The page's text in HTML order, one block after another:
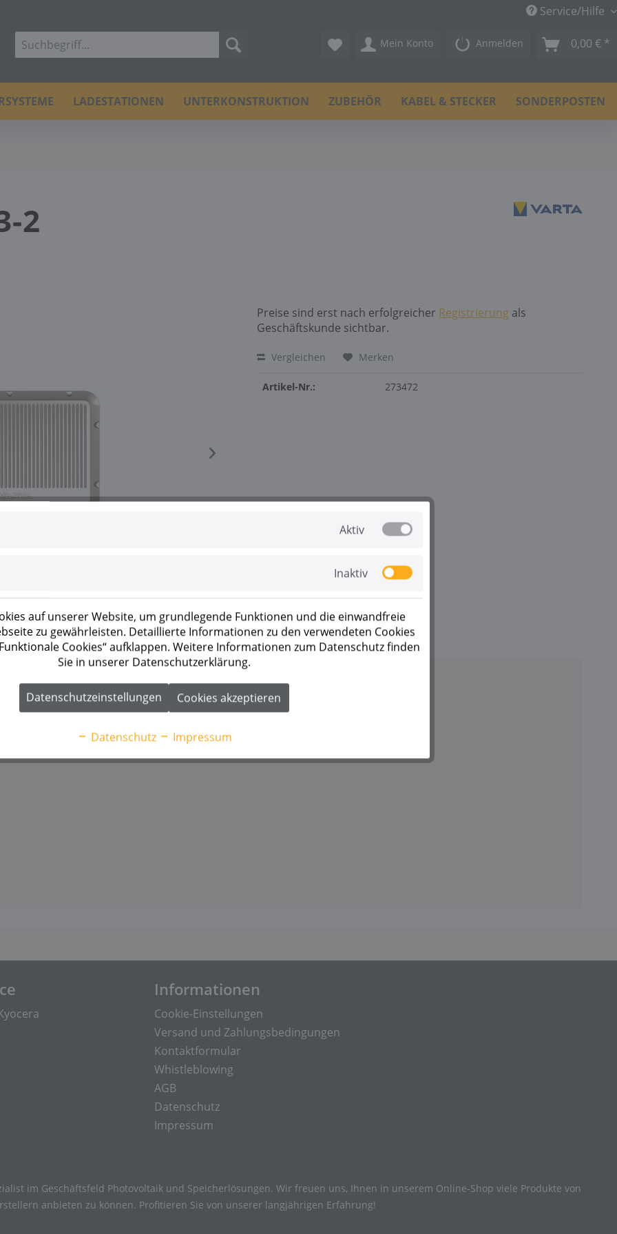
Service/Hilfe
Mein Konto Anmelden 0,00 € *
LADESTATIONEN UNTERKONSTRUKTION ZUBEHÖR KABEL & STECKER SONDERPOSTEN
2
Preise sind erst nach erfolgreicher Registrierung als
Geschäftskunde sichtbar.
Vergleichen Merken
Artikel-Nr.: 273472
Informationen
Cookie-Einstellungen
Versand und Zahlungsbedingungen
Kontaktformular
Whistleblowing
AGB
Datenschutz
Impressum
im Geschäftsfeld Photovoltaik und Speicherlösungen. Wir freuen uns, Ihnen in unserem Online-Shop viele Produkte von
anbieten zu können. Profitieren Sie von unserer langjährigen Erfahrung!
Aktiv
Inaktiv
auf unserer Website, um grundlegende Funktionen und die einwandfreie
zu gewährleisten. Detaillierte Informationen zu den verwendeten Cookies
Cookies“ aufklappen. Weitere Informationen zum Datenschutz finden
Sie in unserer Datenschutzerklärung.
Datenschutzeinstellungen Cookies akzeptieren
Datenschutz Impressum